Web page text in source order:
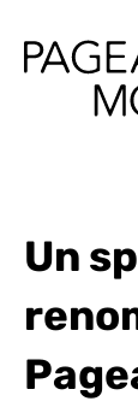
contenu
Un